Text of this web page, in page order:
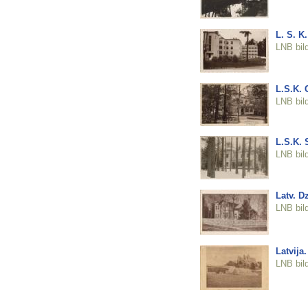
L. S.
LNB
L.S.K.
LNB
L.S.K.
LNB
Latv.
LNB
LNB